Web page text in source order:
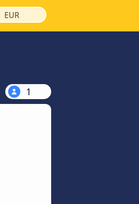
EUR |
1